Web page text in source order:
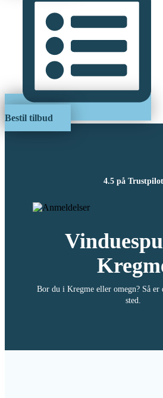
Bestil tilbud
4.5 på Trustpilot
Bor du i Kregme eller omegn? Så er
sted.